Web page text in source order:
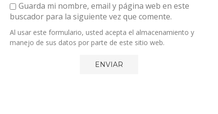
Guarda mi nombre, email y página web en este
buscador para la siguiente vez que comente.
Al usar este formulario, usted acepta el almacenamiento y
manejo de sus datos por parte de este sitio web.